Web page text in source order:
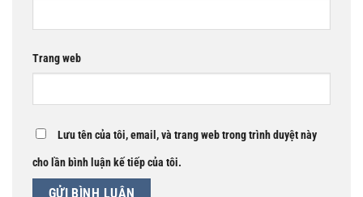
Trang web
Lưu tên của tôi, email, và trang web trong trình duyệt này
cho lần bình luận kế tiếp của tôi.